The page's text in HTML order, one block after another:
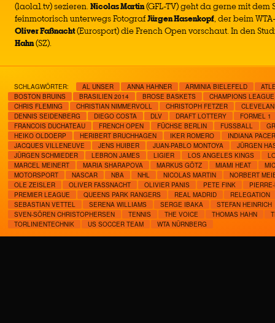
(laola1.tv) sezieren.Nicolas Martin(GFL-TV) geht da gerne mit dem
feinmotorisch unterwegs FotografJürgen Hasenkopf, der beim
Oliver Faßnacht(Eurosport) die French Open vorschaut. In den
Hahn(SZ).
SCHLAGWÖRTER: AL UNSER ANNA HAHNER ARMINIA BIELEFELD
BOSTON BRUINS
BRASILIEN 2014 BROSE BASKETS
CHAMPIONS LEAGUE
CHRIS FLEMING
CHRISTIAN NIMMERVOLL CHRISTOPH FETZER
DENNIS SEIDENBERG
DIEGO COSTA DLV DRAFT LOTTERY
FORMEL 1
FRANCOIS DUCHATEAU
FRENCH OPEN FÜCHSE BERLIN FUSSBALL
HEIKO OLDOERP
HERIBERT BRUCHHAGEN IKER ROMERO
INDIANA
JACQUES VILLENEUVE
JENS HUIBER JUAN-PABLO MONTOYA
JÜRGEN
JÜRGEN SCHMIEDER
LEBRON JAMES LIGIER LOS ANGELES KINGS
MARCEL MEINERT
MARIA SHARAPOVA MARKUS GÖTZ MIAMI HEAT
MOTORSPORT
NASCAR NBA NHL NICOLAS MARTIN
NORBERT
OLE ZEISLER
OLIVER FASSNACHT OLIVIER PANIS PETE FINK
PREMIER LEAGUE
QUEENS PARK RANGERS REAL MADRID
RELEGATION
SEBASTIAN VETTEL
SERENA WILLIAMS SERGE IBAKA
STEFAN HEINRICH
SVEN-SÖREN CHRISTOPHERSEN
TENNIS THE VOICE THOMAS HAHN
TORLINIENTECHNIK
US SOCCER TEAM WTA NÜRNBERG